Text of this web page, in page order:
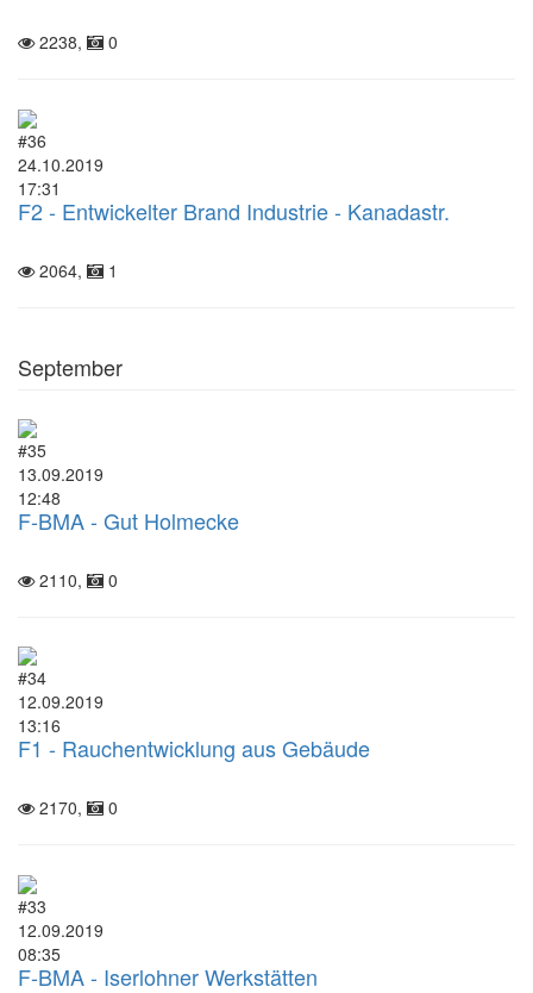
2238, 0
#36
24.10.2019
17:31
F2 - Entwickelter Brand Industrie - Kanadastr.
2064, 1
September
#35
13.09.2019
12:48
F-BMA - Gut Holmecke
2110, 0
#34
12.09.2019
13:16
F1 - Rauchentwicklung aus Gebäude
2170, 0
#33
12.09.2019
08:35
F-BMA - Iserlohner Werkstätten